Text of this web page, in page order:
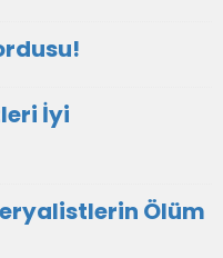
İyi
Ölüm